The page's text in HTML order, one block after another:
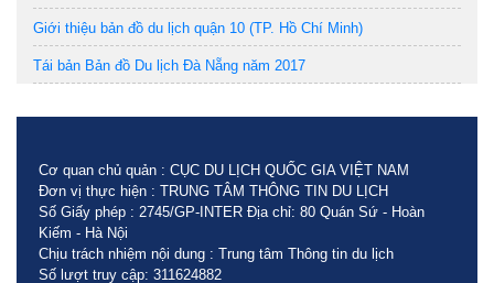
Giới thiệu bản đồ du lịch quận 10 (TP. Hồ Chí Minh)
Tái bản Bản đồ Du lịch Đà Nẵng năm 2017
Cơ quan chủ quản : CỤC DU LỊCH QUỐC GIA VIỆT NAM
Đơn vị thực hiện : TRUNG TÂM THÔNG TIN DU LỊCH
Số Giấy phép : 2745/GP-INTER Địa chỉ: 80 Quán Sứ - Hoàn
Kiếm - Hà Nội
Chịu trách nhiệm nội dung : Trung tâm Thông tin du lịch
Số lượt truy cập: 311624882